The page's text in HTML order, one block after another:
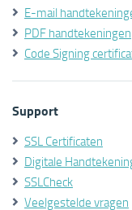
E-mail
PDF handtekeningen
Code Signing
Support
SSL Certificaten
Digitale
SSLCheck
Veelgestelde vragen